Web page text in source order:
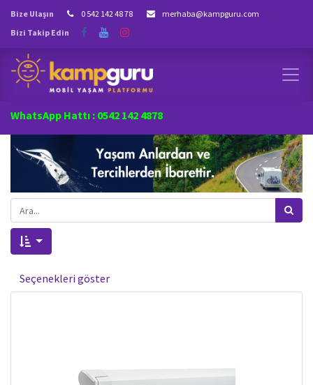
Bize Ulaşın 0 542 142 48 78
merhaba@kampguru.com
Bizi Takip Edin
WhatsApp Hattı : 0542 142 4878
Seçenekleri göster